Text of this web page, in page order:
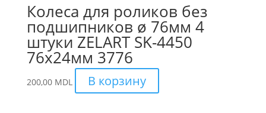
Колеса для роликов без
подшипников ø 76мм 4
штуки ZELART SK-4450
76х24мм 3776
200,00 MDL В корзину